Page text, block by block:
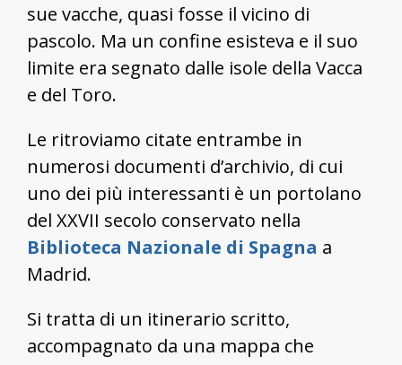
sue vacche, quasi fosse il vicino di
pascolo. Ma un confine esisteva e il suo
limite era segnato dalle isole della Vacca
e del Toro.
Le ritroviamo citate entrambe in
numerosi documenti d’archivio, di cui
uno dei più interessanti è un portolano
del XXVII secolo conservato nella
Biblioteca Nazionale di Spagna a
Madrid.
Si tratta di un itinerario scritto,
accompagnato da una mappa che